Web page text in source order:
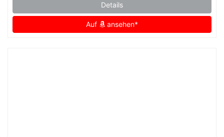
Details
Auf ansehen*